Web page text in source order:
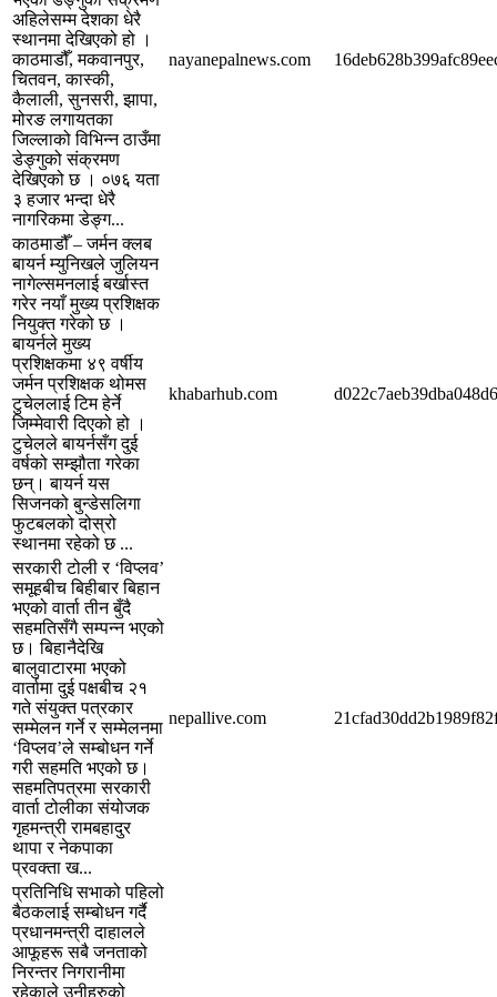
अहिलेसम्म देशका धेरै
स्थानमा देखिएको हो ।
काठमाडौँ, मकवानपुर,
चितवन, कास्की,
कैलाली, सुनसरी, झापा,
मोरङ लगायतका
जिल्लाको विभिन्न ठाउँमा
डेङ्गुको संक्रमण
देखिएको छ । ०७६ यता
३ हजार भन्दा धेरै
नागरिकमा डेङ्ग...
nayanepalnews.com
काठमाडौँ – जर्मन क्लब
बायर्न म्युनिखले जुलियन
नागेल्समनलाई बर्खास्त
गरेर नयाँ मुख्य प्रशिक्षक
नियुक्त गरेको छ ।
बायर्नले मुख्य
प्रशिक्षकमा ४९ वर्षीय
जर्मन प्रशिक्षक थोमस
टुचेललाई टिम हेर्ने
जिम्मेवारी दिएको हो ।
टुचेलले बायर्नसँग दुई
वर्षको सम्झौता गरेका
छन्। बायर्न यस
सिजनको बुन्डेसलिगा
फुटबलको दोस्रो
स्थानमा रहेको छ ...
khabarhub.com
सरकारी टोली र ‘विप्लव’
समूहबीच बिहीबार बिहान
भएको वार्ता तीन बुँदै
सहमतिसँगै सम्पन्न भएको
छ। बिहानैदेखि
बालुवाटारमा भएको
वार्तामा दुई पक्षबीच २१
गते संयुक्त पत्रकार
सम्मेलन गर्ने र सम्मेलनमा
‘विप्लव’ले सम्बोधन गर्ने
गरी सहमति भएको छ।
सहमतिपत्रमा सरकारी
वार्ता टोलीका संयोजक
गृहमन्त्री रामबहादुर
थापा र नेकपाका
प्रवक्ता ख...
nepallive.com
प्रतिनिधि सभाको पहिलो
बैठकलाई सम्बोधन गर्दै
प्रधानमन्त्री दाहालले
आफूहरू सबै जनताको
निरन्तर निगरानीमा
रहेकाले उनीहरुको